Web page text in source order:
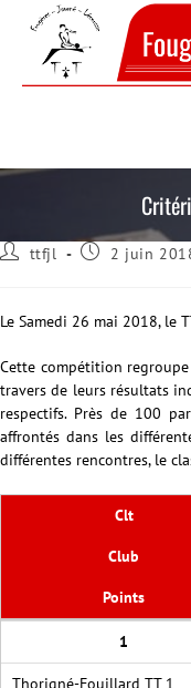
content
Auteur/autrice
publication :
ttfjl
Publication
2 juin
Le Samedi 26 mai 2018, le
Cette compétition
travers de leurs résultats
respectifs. Près de 100
affrontés dans les
différentes rencontres, le
Clt
Club
Points
1
Thorigné-Fouillard TT 1